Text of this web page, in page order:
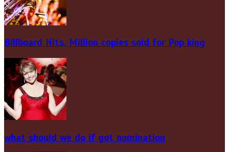
Billboard Hits, Million copies sold for Pop king
what should we do if got nomination